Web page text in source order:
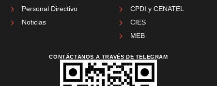
Personal Directivo
Noticias
CPDI y CENATEL
CIES
MEB
CONTÁCTANOS A TRAVÉS DE TELEGRAM